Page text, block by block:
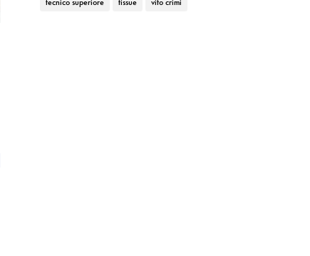
tecnico superiore
tissue vito crimi